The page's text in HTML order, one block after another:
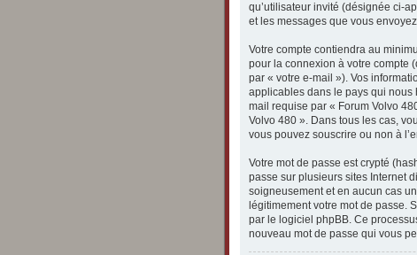
qu’utilisateur invité (désignée ci-
et les messages que vous
Votre compte contiendra au
pour la connexion à votre compte
par « votre e-mail »). Vos
applicables dans le pays qui nous
mail requise par « Forum Volvo
Volvo 480 ». Dans tous les cas,
vous pouvez souscrire ou non à
Votre mot de passe est crypté
passe sur plusieurs sites Internet
soigneusement et en aucun cas
légitimement votre mot de passe.
par le logiciel phpBB. Ce
nouveau mot de passe qui vous